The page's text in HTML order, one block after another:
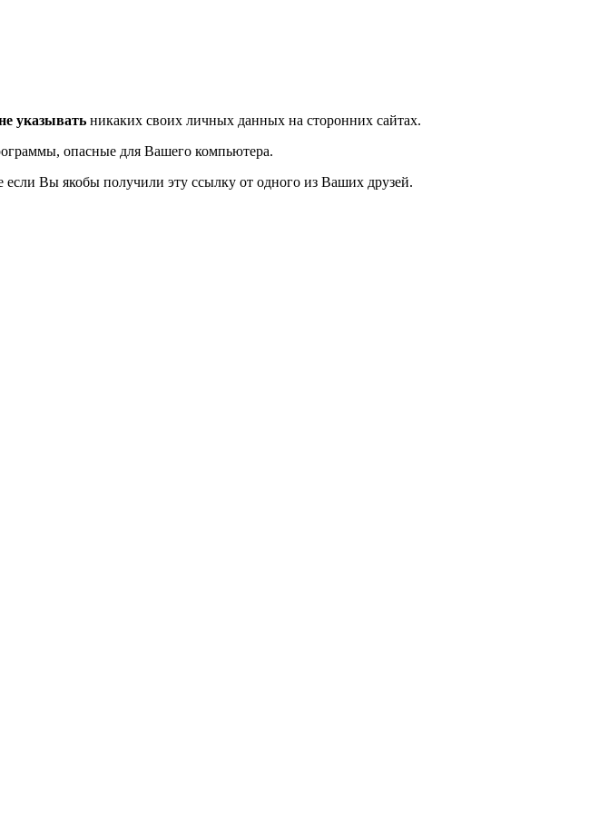
указывать никаких своих личных данных на сторонних сайтах.
опасные для Вашего компьютера.
если Вы якобы получили эту ссылку от одного из Ваших друзей.